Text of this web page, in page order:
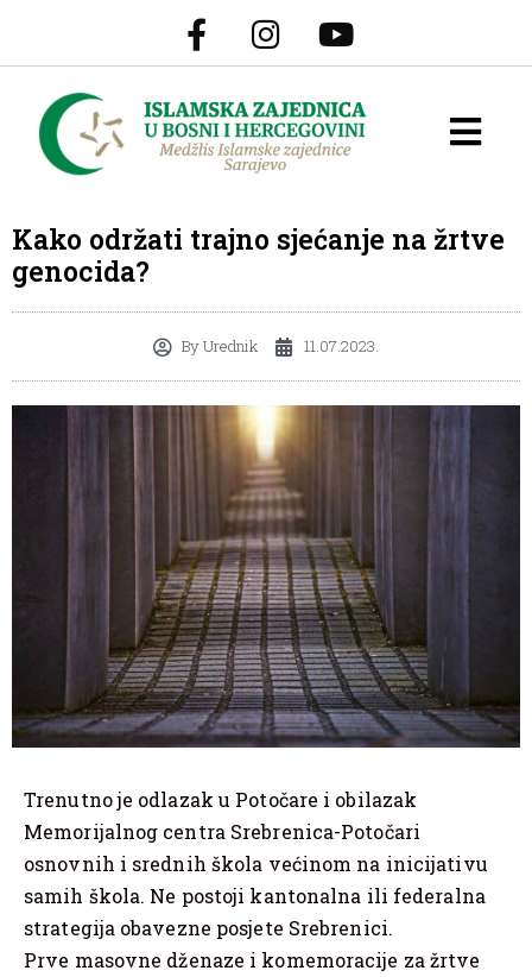
Kako održati trajno sjećanje na žrtve
genocida?
ByUrednik 11.07.2023.
Trenutno je odlazak u Potočare i obilazak
Memorijalnog centra Srebrenica-Potočari
osnovnih i srednih škola većinom na inicijativu
samih škola. Ne postoji kantonalna ili federalna
strategija obavezne posjete Srebrenici.
Prve masovne dženaze i komemoracije za žrtve